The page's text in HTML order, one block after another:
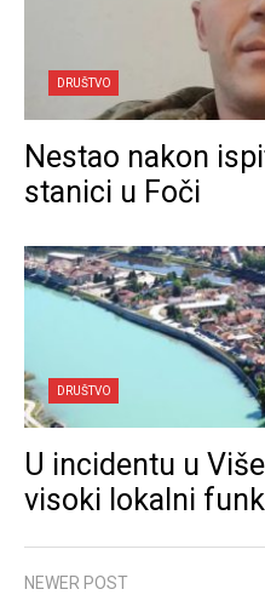
DRUŠTVO
Nestao nakon
stanici u Foči
DRUŠTVO
U incidentu u
visoki lokalni
NEWER POST